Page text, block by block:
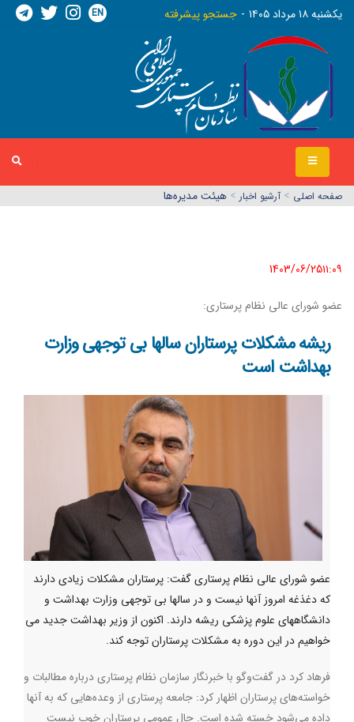
يکشنبه ١٨ مرداد ١٤٠٥ جستجو پیشرفته EN
صفحه اصلي > آرشیو اخبار > هیئت مدیره‌ها
1403/06/25١١:٠٩
عضو شورای عالی نظام پرستاری:
ریشه مشکلات پرستاران سالها بی توجهی وزارت
بهداشت است
عضو شورای عالی نظام پرستاری گفت: پرستاران مشکلات زیادی دارند
که دغذغه امروز آنها نیست و در سالها بی توجهی وزارت بهداشت و
دانشگاههای علوم پزشکی ریشه دارند. اکنون از وزیر بهداشت جدید می
خواهیم در این دوره به مشکلات پرستاران توجه کند.
فرهاد کرد در گفت‌وگو با خبرنگار سازمان نظام پرستاری درباره مطالبات و
خواسته‌های پرستاران اظهار کرد: جامعه پرستاری از وعده‌هایی که به آنها
داده می‌شود خسته شده است. حال عمومی پرستاران خوب نیست